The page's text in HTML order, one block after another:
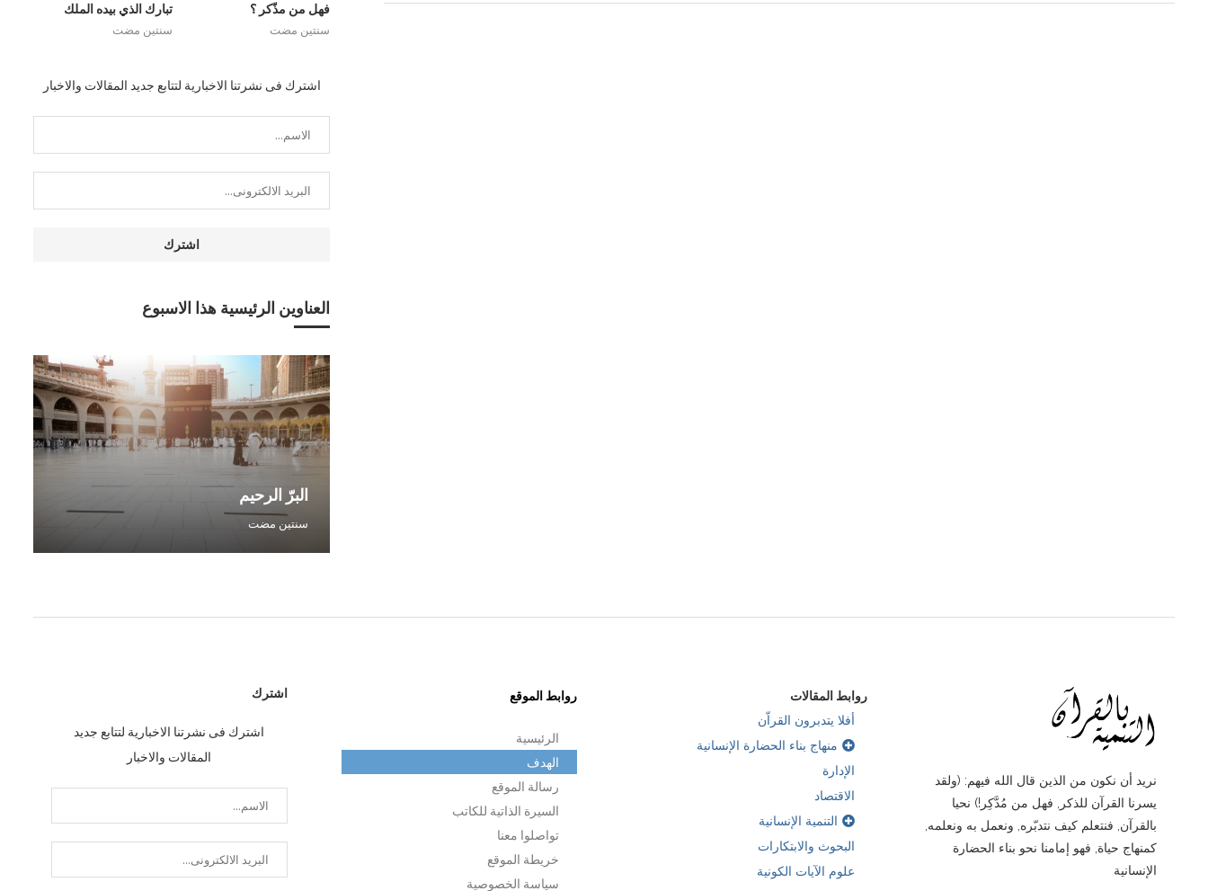
تبارك الذي بيده الملك
سنتين مضت
فهل من مذّكر ؟
سنتين مضت
اشترك فى نشرتنا الاخبارية لتتابع جديد المقالات والاخبار
العناوين الرئيسية هذا الاسبوع
البرّ الرحيم
سنتين مضت
نريد أن نكون من الذين قال الله فيهم: (ولقد
يسرنا القرآن للذكر, فهل من مُدَّكِر!) نحيا
بالقرآن, فنتعلم كيف نتدبّره, ونعمل به ونعلمه,
كمنهاج حياة, فهو إمامنا نحو بناء الحضارة
الإنسانية
روابط المقالات
أفلا يتدبرون القراّن
منهاج بناء الحضارة الإنسانية
الإدارة
الاقتصاد
التنمية الإنسانية
البحوث والابتكارات
علوم الآيات الكونية
روابط الموقع
الرئيسية
الهدف
رسالة الموقع
السيرة الذاتية للكاتب
تواصلوا معنا
خريطة الموقع
سياسة الخصوصية
اشترك
اشترك فى نشرتنا الاخبارية لتتابع جديد
المقالات والاخبار